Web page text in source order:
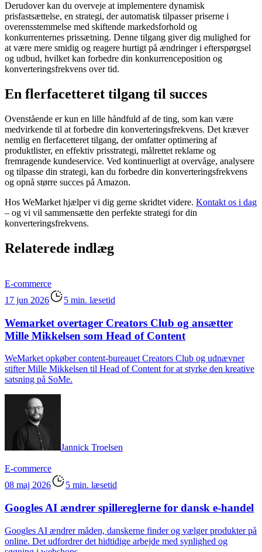
Derudover kan du overveje at implementere dynamisk
prisfastsættelse, en strategi, der automatisk tilpasser priserne i
overensstemmelse med skiftende markedsforhold og
konkurrenternes prissætning. Denne tilgang giver dig mulighed for
at være mere smidig og reagere hurtigt på ændringer i efterspørgsel
og udbud, hvilket kan forbedre din konkurrenceposition og
konverteringsfrekvens over tid.
En flerfacetteret tilgang til succes
Ovenstående er kun en lille håndfuld af de ting, som kan være
medvirkende til at forbedre din konverteringsfrekvens. Det kræver
nemlig en flerfacetteret tilgang, der omfatter optimering af
produktlister, en effektiv prisstrategi, målrettet reklame og
fremragende kundeservice. Ved kontinuerligt at overvåge, analysere
og tilpasse din strategi, kan du forbedre din konverteringsfrekvens
og opnå større succes på Amazon.
Hos WeMarket hjælper vi dig gerne skridtet videre. Kontakt os i dag
– og vi vil sammensætte den perfekte strategi for din
konverteringsfrekvens.
Relaterede indlæg
E-commerce
17 jun 2026
5 min. læsetid
Wemarket overtager Creators Club og ansætter
Mille Mikkelsen som Head of Content
WeMarket opkøber content-bureauet Creators Club og udnævner
stifter Mille Mikkelsen til Head of Content for at styrke den kreative
satsning på SoMe.
Jannick Troelsen
E-commerce
08 maj 2026
5 min. læsetid
Googles AI ændrer spillereglerne for dansk e-handel
Googles AI ændrer måden, danskerne finder og vælger produkter på
online. Det udfordrer det hidtidige arbejde med synlighed og